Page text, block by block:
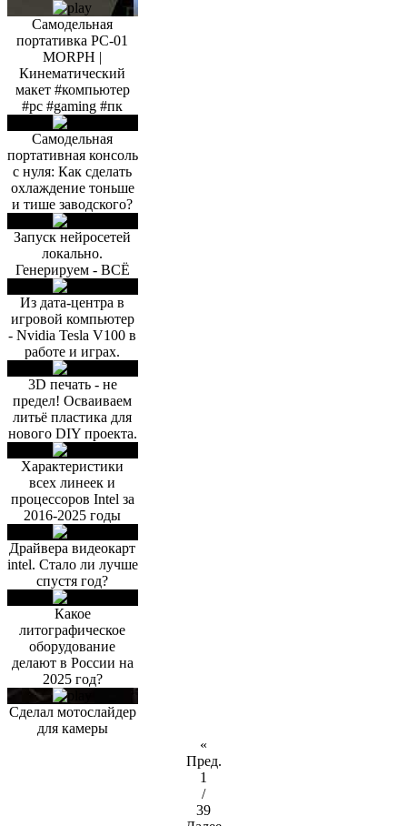
Самодельная
портативка PC-01
MORPH |
Кинематический
макет #компьютер
#pc #gaming #пк
Самодельная
портативная консоль
с нуля: Как сделать
охлаждение тоньше
и тише заводского?
Запуск нейросетей
локально.
Генерируем - ВСЁ
Из дата-центра в
игровой компьютер
- Nvidia Tesla V100 в
работе и играх.
3D печать - не
предел! Осваиваем
литьё пластика для
нового DIY проекта.
Характеристики
всех линеек и
процессоров Intel за
2016-2025 годы
Драйвера видеокарт
intel. Стало ли лучше
спустя год?
Какое
литографическое
оборудование
делают в России на
2025 год?
Сделал мотослайдер
для камеры
«
Пред.
1
/
39